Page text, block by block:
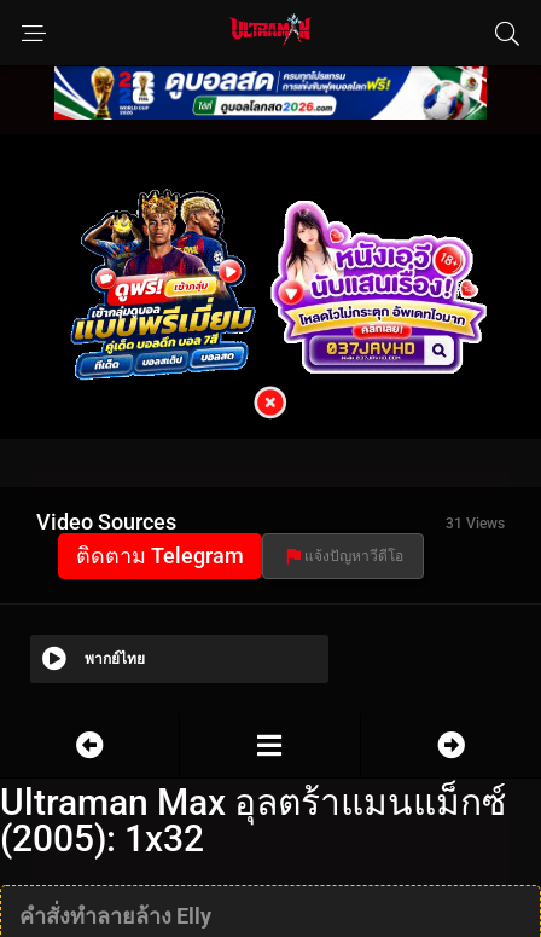
Video Sources 31 Views
ติดตาม Telegram แจ้งปัญหาวีดีโอ
พากย์ไทย
Ultraman Max อุลตร้าแมนแม็กซ์
(2005): 1x32
คำสั่งทำลายล้าง Elly